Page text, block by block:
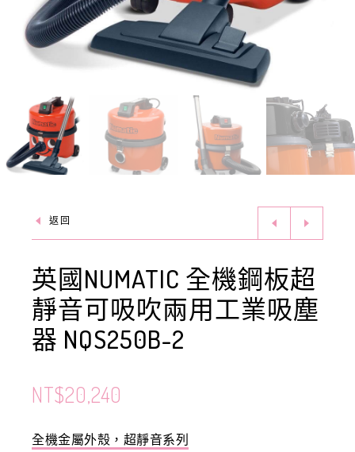
返回
英國NUMATIC 全機鋼板超
靜音可吸吹兩用工業吸塵
器 NQS250B-2
NT$20,240
全機金屬外殼，超靜音系列